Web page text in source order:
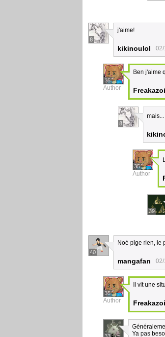
8
j'aime!
kikinoulol
35
Author
Ben j'aime
8
35
Author
39
40
Noé pige rien, le
mangafan
35
Author
Il vit une
Ya pas